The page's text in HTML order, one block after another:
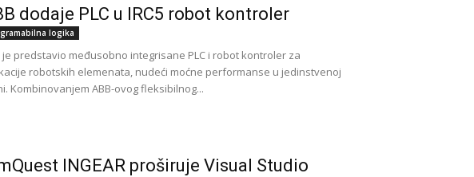
dodaje PLC u IRC5 robot kontroler
logika
je predstavio međusobno integrisane PLC i robot kontroler za
robotskih elemenata, nudeći moćne performanse u jedinstvenoj
Kombinovanjem ABB-ovog fleksibilnog...
INGEAR proširuje Visual Studio